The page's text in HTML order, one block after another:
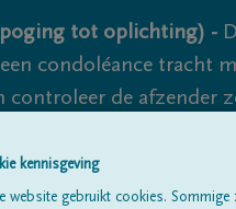
tot oplichting) -
condoléance tracht
de
nooit volledig uit te
kennisgeving
website gebruikt cookies.